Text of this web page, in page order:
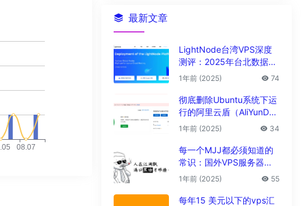
最新文章
LightNode台湾VPS深度
测评：2025年台北数据中
心vps性能与解锁能力全解
1年前 (2025) 74
彻底删除Ubuntu系统下运
行的阿里云盾（AliYunDu
n/Aegis）
1年前 (2025) 34
每一个MJJ都必须知道的
常识：国外VPS服务器圈
子黑话大全
1年前 (2025) 55
每年15 美元以下的vps汇